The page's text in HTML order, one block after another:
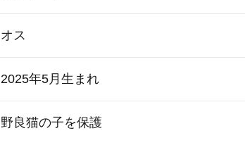
オス
2025年5月生まれ
野良猫の子を保護